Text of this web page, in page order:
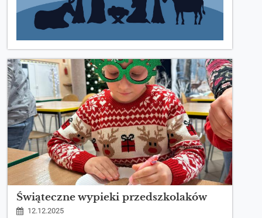
Świąteczne wypieki przedszkolaków
12.12.2025